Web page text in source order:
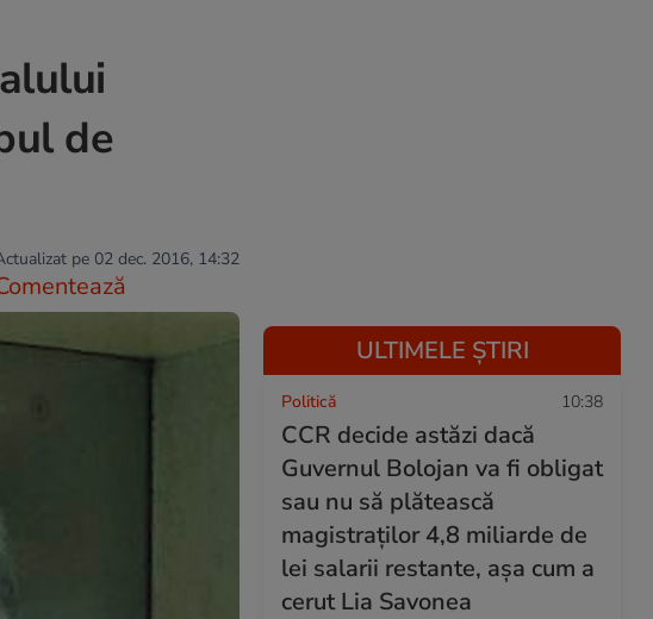
de
pe 02 dec. 2016, 14:32
ULTIMELE ȘTIRI
Politică 10:38
CCR decide astăzi dacă
Guvernul Bolojan va fi obligat
sau nu să plătească
magistraților 4,8 miliarde de
lei salarii restante, așa cum a
cerut Lia Savonea